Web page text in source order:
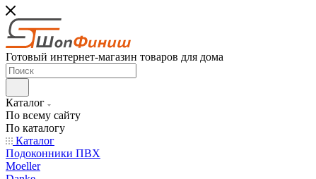
Готовый интернет-магазин товаров для дома
Каталог
По всему сайту
По каталогу
Каталог
Подоконники ПВХ
Moeller